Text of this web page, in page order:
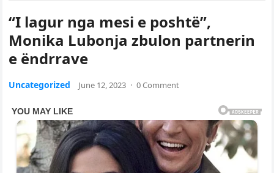
“I lagur nga mesi e poshtë”,
Monika Lubonja zbulon partnerin
e ëndrrave
Uncategorized June 12, 2023 · 0 Comment